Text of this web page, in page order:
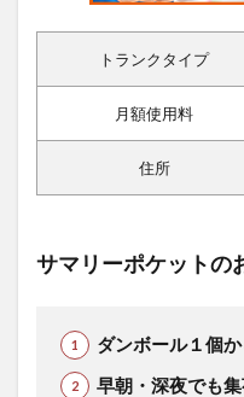
トランクタイプ
月額使用料
住所
サマリーポケットの
ダンボール１個
早朝・深夜でも